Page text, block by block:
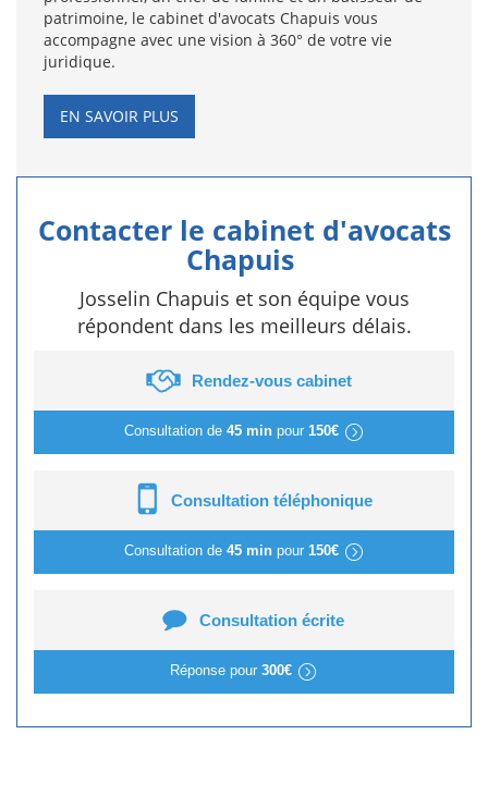
patrimoine, le cabinet d'avocats Chapuis vous
accompagne avec une vision à 360° de votre vie
juridique.
EN SAVOIR PLUS
Contacter le cabinet d'avocats
Chapuis
Josselin Chapuis et son équipe vous
répondent dans les meilleurs délais.
Rendez-vous cabinet
Consultation de 45 minpour 150€
Consultation téléphonique
Consultation de 45 minpour 150€
Consultation écrite
Réponse pour 300€